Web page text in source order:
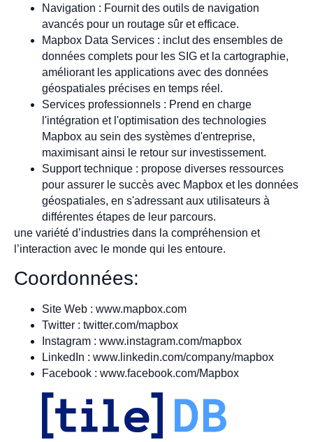
Navigation : Fournit des outils de navigation
avancés pour un routage sûr et efficace.
Mapbox Data Services : inclut des ensembles de
données complets pour les SIG et la cartographie,
améliorant les applications avec des données
géospatiales précises en temps réel.
Services professionnels : Prend en charge
l'intégration et l'optimisation des technologies
Mapbox au sein des systèmes d'entreprise,
maximisant ainsi le retour sur investissement.
Support technique : propose diverses ressources
pour assurer le succès avec Mapbox et les données
géospatiales, en s'adressant aux utilisateurs à
différentes étapes de leur parcours.
une variété d’industries dans la compréhension et
l’interaction avec le monde qui les entoure.
Coordonnées:
Site Web : www.mapbox.com
Twitter : twitter.com/mapbox
Instagram : www.instagram.com/mapbox
LinkedIn : www.linkedin.com/company/mapbox
Facebook : www.facebook.com/Mapbox